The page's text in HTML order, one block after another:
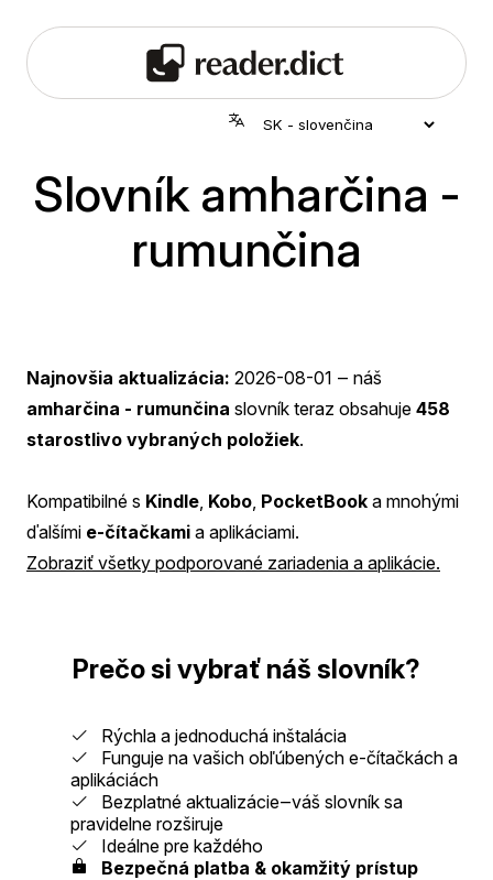
Slovník amharčina -
rumunčina
Najnovšia aktualizácia: 2026-08-01 ‒ náš
amharčina - rumunčina slovník teraz obsahuje 458
starostlivo vybraných položiek.
Kompatibilné s Kindle Kobo PocketBook a mnohými
ďalšími e-čítačkami a aplikáciami.
Zobraziť všetky podporované zariadenia a aplikácie.
Prečo si vybrať náš slovník?
Rýchla a jednoduchá inštalácia
Funguje na vašich obľúbených e-čítačkách a
aplikáciách
Bezplatné aktualizácie‒váš slovník sa
pravidelne rozširuje
Ideálne pre každého
Bezpečná platba & okamžitý prístup